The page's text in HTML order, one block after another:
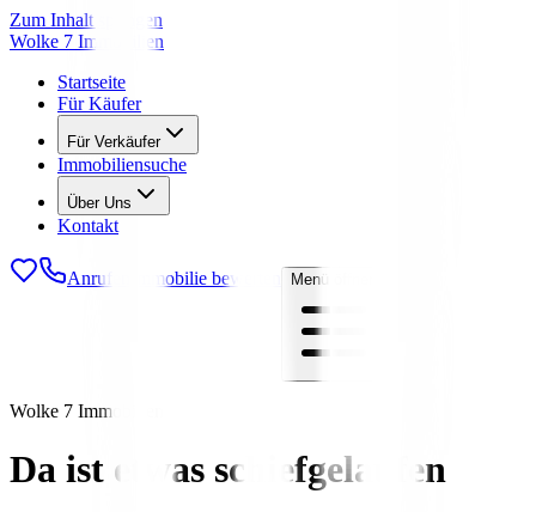
Zum Inhalt springen
Wolke 7 Immobilien
Startseite
Für Käufer
Für Verkäufer
Immobiliensuche
Über Uns
Kontakt
Anrufen Immobilie bewerten Menü öffnen
Wolke 7 Immobilien
Da ist etwas schiefgelaufen